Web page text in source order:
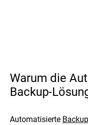
Warum die
Backup-
Automatisierte